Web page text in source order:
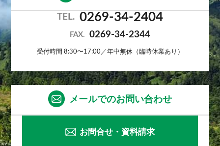
TEL. 0269-34-2404
FAX. 0269-34-2344
受付時間 8:30〜17:00／年中無休（臨時休業あり）
メールでのお問い合わせ
お問合せ・資料請求